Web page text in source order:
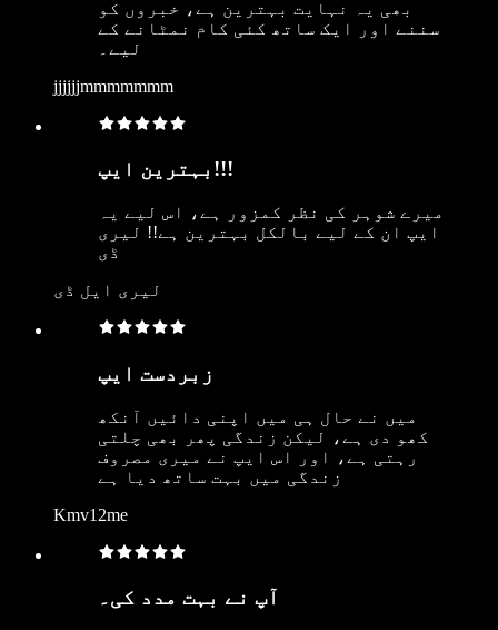
بھی یہ نہایت بہترین ہے، خبروں کو
سننے اور ایک ساتھ کئی کام نمٹانے کے
لیے۔
jjjjjjmmmmmmm
بہترین ایپ!!!
میرے شوہر کی نظر کمزور ہے، اس لیے یہ
ایپ ان کے لیے بالکل بہترین ہے!! لیری
ڈی
لیری ایل ڈی
زبردست ایپ
میں نے حال ہی میں اپنی دائیں آنکھ
کھو دی ہے، لیکن زندگی پھر بھی چلتی
رہتی ہے، اور اس ایپ نے میری مصروف
زندگی میں بہت ساتھ دیا ہے
Kmv12me
آپ نے بہت مدد کی۔